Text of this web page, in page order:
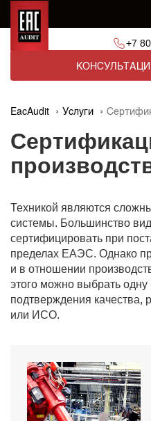
+7
EacAudit Услуги
Техникой являются
системы. Большинство
сертифицировать при
пределах ЕАЭС. Однако
и в отношении
этого можно выбрать одну
подтверждения
или ИСО.